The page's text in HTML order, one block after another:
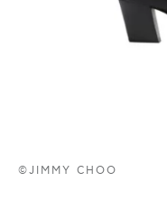
©JIMMY CHOO